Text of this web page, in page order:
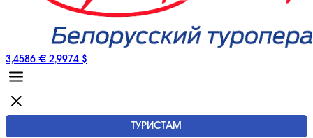
3,4586 € 2,9974 $
ТУРИСТАМ